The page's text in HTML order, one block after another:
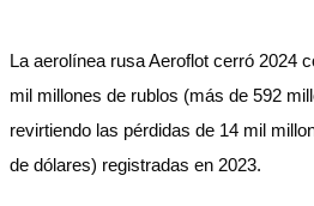
La aerolínea rusa Aeroflot cerró 2024
mil millones de rublos (más de 592
revirtiendo las pérdidas de 14 mil
de dólares) registradas en 2023.